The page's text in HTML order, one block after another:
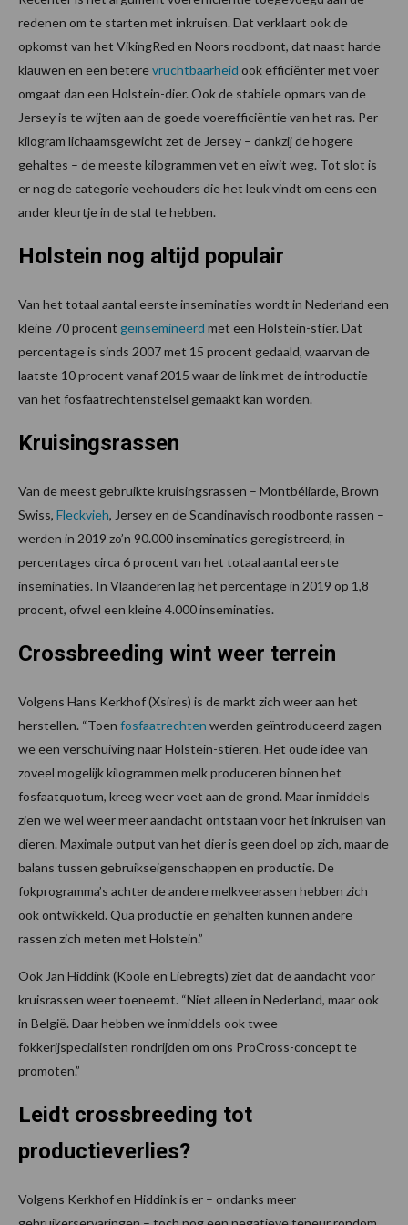
redenen om te starten met inkruisen. Dat verklaart ook de
opkomst van het VikingRed en Noors roodbont, dat naast harde
klauwen en een beterevruchtbaarheid ook efficiënter met voer
omgaat dan een Holstein-dier. Ook de stabiele opmars van de
Jersey is te wijten aan de goede voerefficiëntie van het ras. Per
kilogram lichaamsgewicht zet de Jersey – dankzij de hogere
gehaltes – de meeste kilogrammen vet en eiwit weg. Tot slot is
er nog de categorie veehouders die het leuk vindt om eens een
ander kleurtje in de stal te hebben.
Holstein nog altijd populair
Van het totaal aantal eerste inseminaties wordt in Nederland een
kleine 70 procent geïnsemineerd met een Holstein-stier. Dat
percentage is sinds 2007 met 15 procent gedaald, waarvan de
laatste 10 procent vanaf 2015 waar de link met de introductie
van het fosfaatrechtenstelsel gemaakt kan worden.
Kruisingsrassen
Van de meest gebruikte kruisingsrassen – Montbéliarde, Brown
Swiss, Fleckvieh, Jersey en de Scandinavisch roodbonte rassen –
werden in 2019 zo’n 90.000 inseminaties geregistreerd, in
percentages circa 6 procent van het totaal aantal eerste
inseminaties. In Vlaanderen lag het percentage in 2019 op 1,8
procent, ofwel een kleine 4.000 inseminaties.
Crossbreeding wint weer terrein
Volgens Hans Kerkhof (Xsires) is de markt zich weer aan het
herstellen. “Toen fosfaatrechten werden geïntroduceerd zagen
we een verschuiving naar Holstein-stieren. Het oude idee van
zoveel mogelijk kilogrammen melk produceren binnen het
fosfaatquotum, kreeg weer voet aan de grond. Maar inmiddels
zien we wel weer meer aandacht ontstaan voor het inkruisen van
dieren. Maximale output van het dier is geen doel op zich, maar de
balans tussen gebruikseigenschappen en productie. De
fokprogramma’s achter de andere melkveerassen hebben zich
ook ontwikkeld. Qua productie en gehalten kunnen andere
rassen zich meten met Holstein.”
Ook Jan Hiddink (Koole en Liebregts) ziet dat de aandacht voor
kruisrassen weer toeneemt. “Niet alleen in Nederland, maar ook
in België. Daar hebben we inmiddels ook twee
fokkerijspecialisten rondrijden om ons ProCross-concept te
promoten.”
Leidt crossbreeding tot
productieverlies?
Volgens Kerkhof en Hiddink is er – ondanks meer